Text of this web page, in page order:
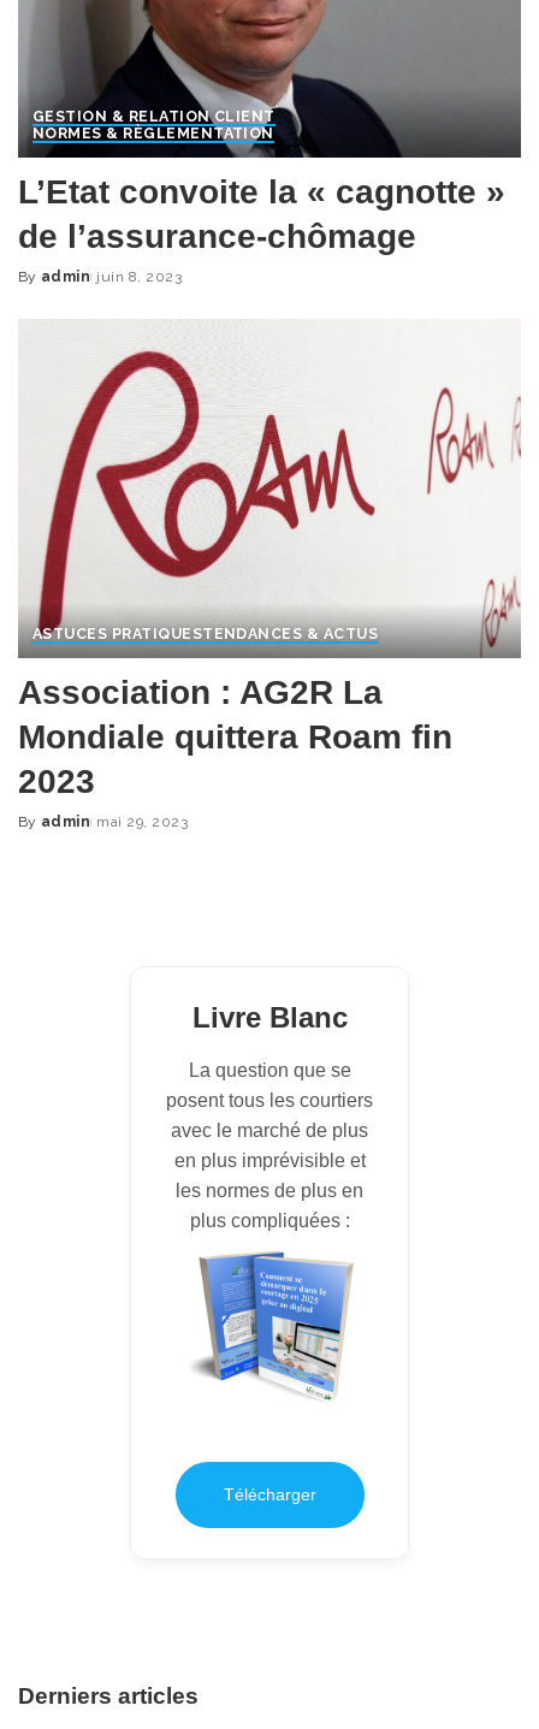
GESTION & RELATION CLIENT
NORMES & RÈGLEMENTATION
L’Etat convoite la « cagnotte »
de l’assurance-chômage
Posted
By admin juin 8, 2023
ASTUCES PRATIQUESTENDANCES & ACTUS
Association : AG2R La
Mondiale quittera Roam fin
2023
Posted
By admin mai 29, 2023
Livre Blanc
La question que se
posent tous les courtiers
avec le marché de plus
en plus imprévisible et
les normes de plus en
plus compliquées :
Télécharger
Derniers articles